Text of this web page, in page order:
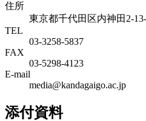
住所
東京都千代田区内神田2-
TEL
03-3258-5837
FAX
03-5298-4123
E-mail
media@kandagaigo.ac.jp
添付資料